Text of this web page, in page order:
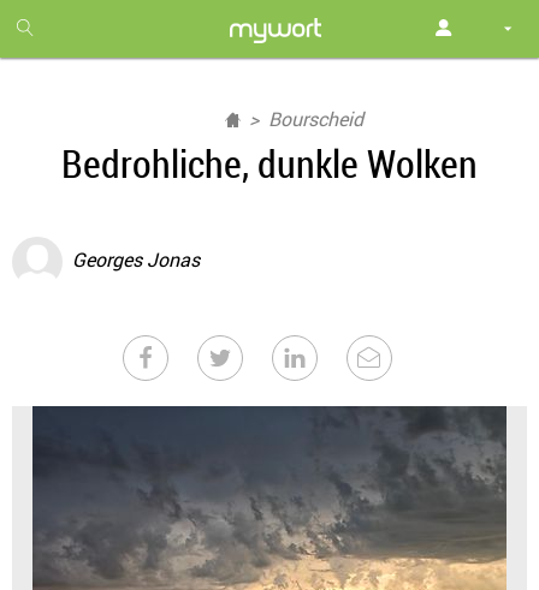
month
free
Bourscheid
Bedrohliche, dunkle Wolken
Georges Jonas